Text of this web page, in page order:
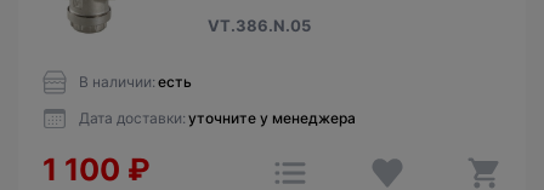
VT.386.N.05
В наличии: есть
Дата доставки: уточните у менеджера
1 100 ₽